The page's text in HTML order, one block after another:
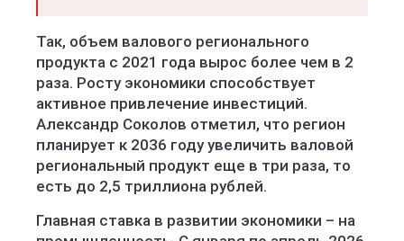
Так, объем валового регионального
продукта с 2021 года вырос более чем в 2
раза. Росту экономики способствует
активное привлечение инвестиций.
Александр Соколов отметил, что регион
планирует к 2036 году увеличить валовой
региональный продукт еще в три раза, то
есть до 2,5 триллиона рублей.
Главная ставка в развитии экономики – на